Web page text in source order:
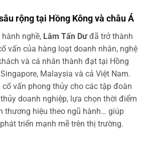
rộng tại Hồng Kông và châu Á
nghề, Lâm Tấn Dưđã trở thành
vấn của hàng loạt doanh nhân, nghệ
và cá nhân thành đạt tại Hồng
Malaysia và cả Việt Nam.
vấn phong thủy cho các tập đoàn
doanh nghiệp, lựa chọn thời điểm
thương hiệu theo ngũ hành… giúp
triển mạnh mẽ trên thị trường.